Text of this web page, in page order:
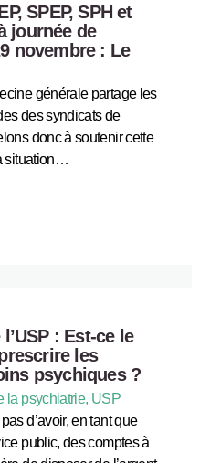
SPEP, SPH et
journée de
novembre : Le
générale partage les
des syndicats de
donc à soutenir cette
situation…
: Est-ce le
les
psychiques ?
la psychiatrie, USP
d’avoir, en tant que
public, des comptes à